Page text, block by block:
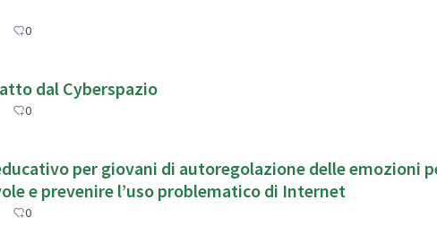
0
dal Cyberspazio
0
per giovani di autoregolazione delle emozioni
e prevenire l’uso problematico di Internet
0